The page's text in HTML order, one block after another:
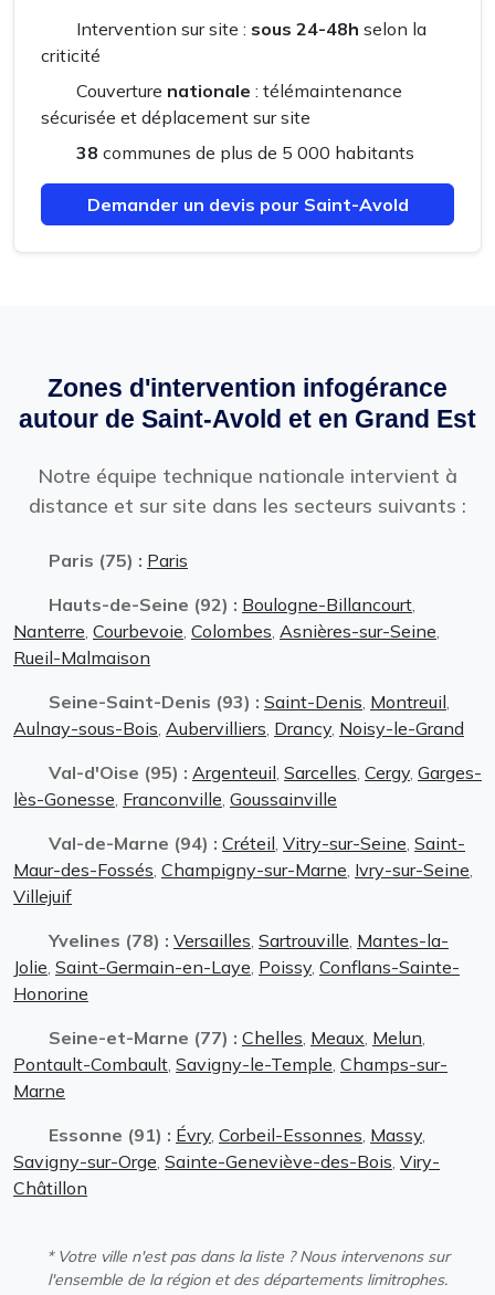
Intervention sur site : sous 24-48h selon la
criticité
Couverture nationale : télémaintenance
sécurisée et déplacement sur site
38 communes de plus de 5 000 habitants
Demander un devis pour Saint-Avold
Zones d'intervention infogérance
autour de Saint-Avold et en Grand Est
Notre équipe technique nationale intervient à
distance et sur site dans les secteurs suivants :
Paris (75) : Paris
Hauts-de-Seine (92) : Boulogne-Billancourt
Nanterre Courbevoie Colombes Asnières-sur-Seine
Rueil-Malmaison
Seine-Saint-Denis (93) : Saint-Denis Montreuil
Aulnay-sous-Bois Aubervilliers Drancy Noisy-le-Grand
Val-d'Oise (95) : Argenteuil Sarcelles Cergy Garges-
lès-Gonesse Franconville Goussainville
Val-de-Marne (94) : Créteil Vitry-sur-Seine Saint-
Maur-des-Fossés Champigny-sur-Marne Ivry-sur-Seine
Villejuif
Yvelines (78) : Versailles Sartrouville Mantes-la-
Jolie Saint-Germain-en-Laye Poissy Conflans-Sainte-
Honorine
Seine-et-Marne (77) : Chelles Meaux Melun
Pontault-Combault Savigny-le-Temple Champs-sur-
Marne
Essonne (91) : Évry Corbeil-Essonnes Massy
Savigny-sur-Orge Sainte-Geneviève-des-Bois Viry-
Châtillon
* Votre ville n'est pas dans la liste ? Nous intervenons sur
l'ensemble de la région et des départements limitrophes.